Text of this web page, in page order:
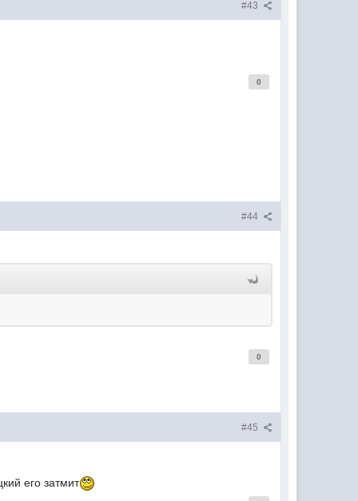
#43
0
#44
0
#45
его затмит